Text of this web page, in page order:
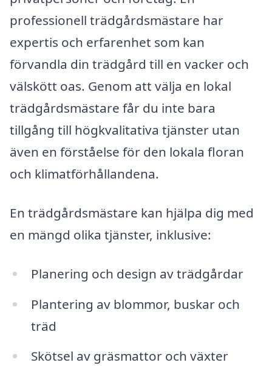
professionell trädgårdsmästare har
expertis och erfarenhet som kan
förvandla din trädgård till en vacker och
välskött oas. Genom att välja en lokal
trädgårdsmästare får du inte bara
tillgång till högkvalitativa tjänster utan
även en förståelse för den lokala floran
och klimatförhållandena.
En trädgårdsmästare kan hjälpa dig med
en mängd olika tjänster, inklusive:
Planering och design av trädgårdar
Plantering av blommor, buskar och
träd
Skötsel av gräsmattor och växter